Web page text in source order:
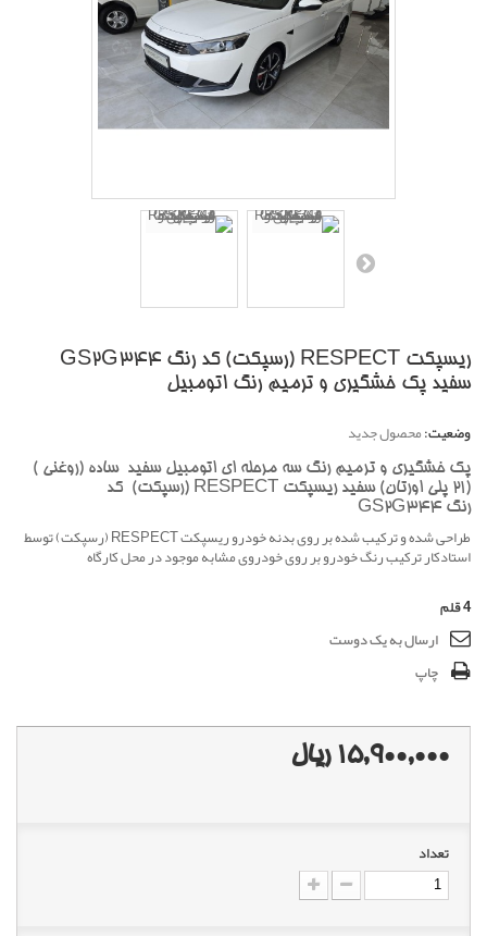
ریسپکت RESPECT (رسپکت) کد رنگ GS2G344
سفید پک خشگیری و ترمیم رنگ اتومبیل
وضعیت:محصول جدید
پک خشگیری و ترمیم رنگ سه مرحله ای اتومبیل سفید ساده (روغنی )
(21 پلی اورتان) سفید ریسپکت RESPECT (رسپکت) کد
رنگ GS2G344
طراحی شده و ترکیب شده بر روی بدنه خودرو ریسپکت RESPECT (رسپکت) توسط
استادکار ترکیب رنگ خودرو بر روی خودروی مشابه موجود در محل کارگاه
4قلم
ارسال به یک دوست
چاپ
15,900,000 ریال
تعداد